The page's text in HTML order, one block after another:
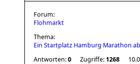
Forum:
Flohmarkt
Thema:
Ein Startplatz Hamburg Marathon
Antworten:0 Zugriffe: 1268